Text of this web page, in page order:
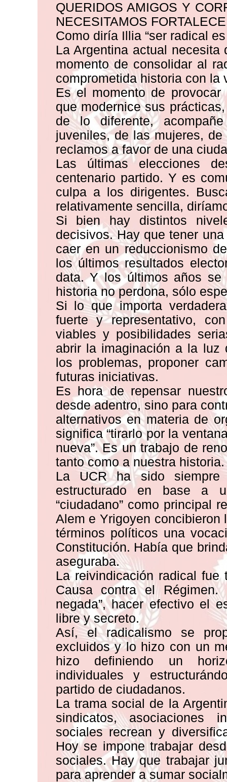
QUERIDOS AMIGOS Y
NECESITAMOS
Como diría Illia “ser radical
La Argentina actual
momento de consolidar al
comprometida historia con
Es el momento de provocar
que modernice sus
de lo diferente,
juveniles, de las mujeres,
reclamos a favor de una
Las últimas elecciones
centenario partido. Y es
culpa a los dirigentes.
relativamente sencilla,
Si bien hay distintos
decisivos. Hay que tener
caer en un reduccionismo
los últimos resultados
data. Y los últimos años se
historia no perdona, sólo
Si lo que importa
fuerte y representativo,
viables y posibilidades
abrir la imaginación a la luz
los problemas, proponer
futuras iniciativas.
Es hora de repensar
desde adentro, sino para
alternativos en materia de
significa “tirarlo por la
nueva”. Es un trabajo de
tanto como a nuestra historia.
La UCR ha sido siempre
estructurado en base a
“ciudadano” como principal
Alem e Yrigoyen concibieron
términos políticos una
Constitución. Había que
aseguraba.
La reivindicación radical
Causa contra el Régimen.
negada”, hacer efectivo el
libre y secreto.
Así, el radicalismo se
excluidos y lo hizo con un
hizo definiendo un
individuales y
partido de ciudadanos.
La trama social de la
sindicatos, asociaciones
sociales recrean y
Hoy se impone trabajar
sociales. Hay que trabajar
para aprender a sumar